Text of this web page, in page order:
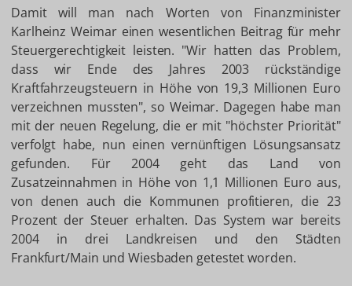
Damit will man nach Worten von Finanzminister
Karlheinz Weimar einen wesentlichen Beitrag für mehr
Steuergerechtigkeit leisten. "Wir hatten das Problem,
dass wir Ende des Jahres 2003 rückständige
Kraftfahrzeugsteuern in Höhe von 19,3 Millionen Euro
verzeichnen mussten", so Weimar. Dagegen habe man
mit der neuen Regelung, die er mit "höchster Priorität"
verfolgt habe, nun einen vernünftigen Lösungsansatz
gefunden. Für 2004 geht das Land von
Zusatzeinnahmen in Höhe von 1,1 Millionen Euro aus,
von denen auch die Kommunen profitieren, die 23
Prozent der Steuer erhalten. Das System war bereits
2004 in drei Landkreisen und den Städten
Frankfurt/Main und Wiesbaden getestet worden.